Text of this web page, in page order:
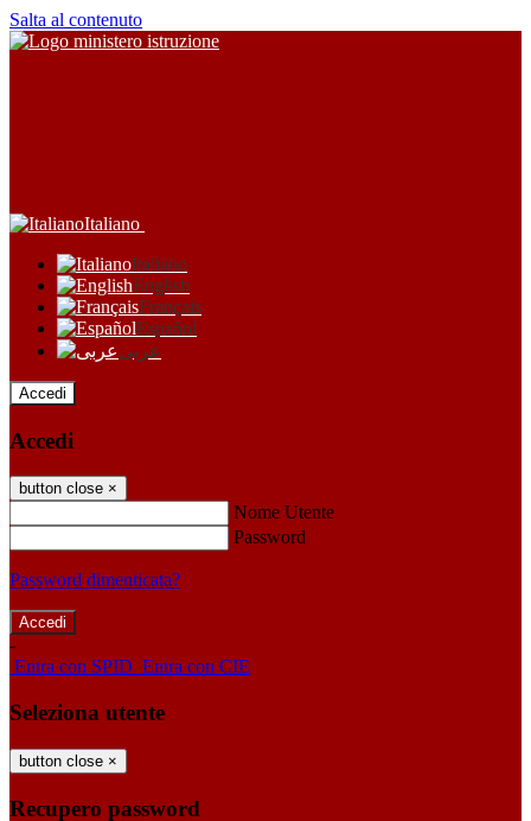
Salta al contenuto
Italiano
Italiano
English
Français
Español
عربى
Accedi
Accedi
button close ×
Nome Utente
Password
Password dimenticata?
-
Entra con SPID Entra con CIE
Seleziona utente
button close ×
Recupero password